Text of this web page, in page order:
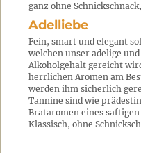
ganz ohne
Adelliebe
Fein, smart und elegant
welchen unser adelige
Alkoholgehalt gereicht
herrlichen Aromen am
werden ihm sicherlich
Tannine sind wie
Brataromen eines
Klassisch, ohne